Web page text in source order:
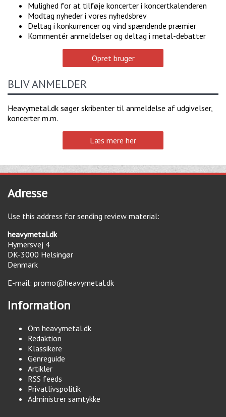
Mulighed for at tilføje koncerter i koncertkalenderen
Modtag nyheder i vores nyhedsbrev
Deltag i konkurrencer og vind spændende præmier
Kommentér anmeldelser og deltag i metal-debatter
Opret bruger
BLIV ANMELDER
Heavymetal.dk søger skribenter til anmeldelse af udgivelser,
koncerter m.m.
Læs mere her
Adresse
Use this address for sending review material:
heavymetal.dk
Hymersvej 4
DK-3000 Helsingør
Denmark
E-mail: promo@heavymetal.dk
Information
Om heavymetal.dk
Redaktion
Klassikere
Genreguide
Artikler
RSS feeds
Privatlivspolitik
Administrer samtykke